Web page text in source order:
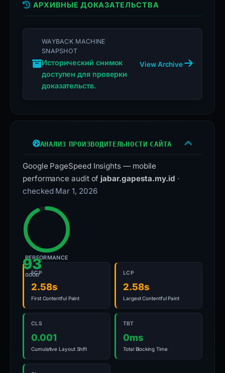
АРХИВНЫЕ ДОКАЗАТЕЛЬСТВА
WAYBACK MACHINE
SNAPSHOT
Исторический снимок
доступен для проверки
доказательств.
View Archive
АНАЛИЗ ПРОИЗВОДИТЕЛЬНОСТИ САЙТА
Google PageSpeed Insights — mobile
performance audit of jabar.gapesta.my.id ·
checked Mar 1, 2026
93
GOOD
PERFORMANCE
FCP
2.58s
First Contentful Paint
LCP
2.58s
Largest Contentful Paint
CLS
0.001
Cumulative Layout Shift
TBT
0ms
Total Blocking Time